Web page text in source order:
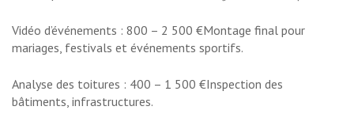
Vidéo d’événements : 800 – 2 500 €Montage final pour
mariages, festivals et événements sportifs.
Analyse des toitures : 400 – 1 500 €Inspection des
bâtiments, infrastructures.